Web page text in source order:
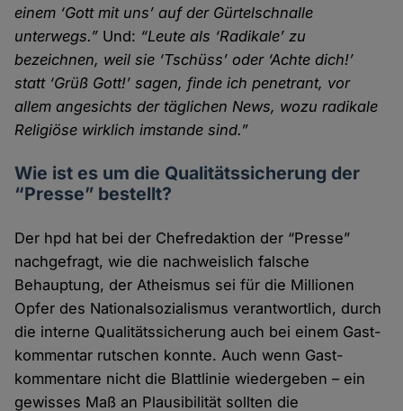
einem ‘Gott mit uns’ auf der Gürtel­schnalle
unterwegs.” Und: “Leute als ‘Radikale’ zu
bezeichnen, weil sie ‘Tschüss’ oder ‘Achte dich!’
statt ‘Grüß Gott!’ sagen, finde ich penetrant, vor
allem angesichts der täglichen News, wozu radikale
Religiöse wirklich imstande sind.”
Wie ist es um die Qualitätssicherung der
“Presse” bestellt?
Der hpd hat bei der Chefredaktion der “Presse”
nachge­fragt, wie die nachweislich falsche
Behauptung, der Atheismus sei für die Millionen
Opfer des National­sozialismus verant­wortlich, durch
die interne Qualitäts­sicherung auch bei einem Gast­
kommentar rutschen konnte. Auch wenn Gast­
kommentare nicht die Blatt­linie wieder­geben – ein
gewisses Maß an Plausibilität sollten die